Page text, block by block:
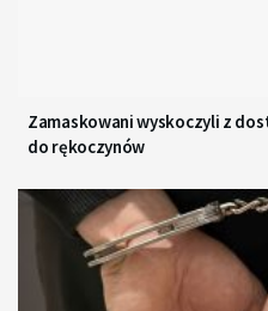
Zamaskowani wyskoczyli z
do rękoczynów